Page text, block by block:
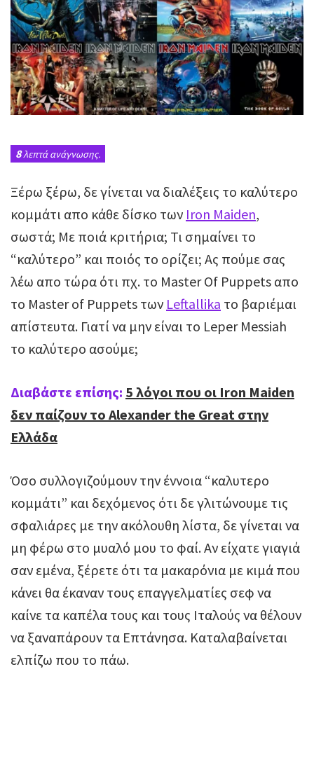
8λεπτά ανάγνωσης.
Ξέρω ξέρω, δε γίνεται να διαλέξεις το καλύτερο
κομμάτι απο κάθε δίσκο των Iron Maiden,
σωστά; Με ποιά κριτήρια; Τι σημαίνει το
“καλύτερο” και ποιός το ορίζει; Ας πούμε σας
λέω απο τώρα ότι πχ. το Master Of Puppets απο
το Master of Puppets των Leftallika το βαριέμαι
απίστευτα. Γιατί να μην είναι το Leper Messiah
το καλύτερο ασούμε;
Διαβάστε επίσης: 5 λόγοι που οι Iron Maiden
δεν παίζουν το Alexander the Great στην
Ελλάδα
Όσο συλλογιζούμουν την έννοια “καλυτερο
κομμάτι” και δεχόμενος ότι δε γλιτώνουμε τις
σφαλιάρες με την ακόλουθη λίστα, δε γίνεται να
μη φέρω στο μυαλό μου το φαί. Αν είχατε γιαγιά
σαν εμένα, ξέρετε ότι τα μακαρόνια με κιμά που
κάνει θα έκαναν τους επαγγελματίες σεφ να
καίνε τα καπέλα τους και τους Ιταλούς να θέλουν
να ξαναπάρουν τα Επτάνησα. Καταλαβαίνεται
ελπίζω που το πάω.